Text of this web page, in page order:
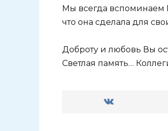
Мы всегда вспоминаем
что она сделала для
Доброту и любовь Вы
Светлая память…